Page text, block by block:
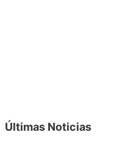
Últimas Noticias